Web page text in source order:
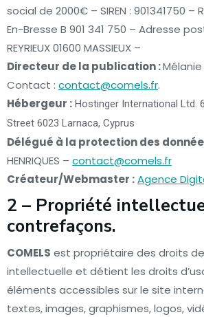
social de 2000€ – SIREN : 901341750 –
En-Bresse B 901 341 750 – Adresse
REYRIEUX 01600 MASSIEUX –
Directeur de la publication :Mélanie
Contact : contact@comels.fr.
Hébergeur : Hostinger International Ltd.
Street 6023 Larnaca, Cyprus
Délégué à la protection des
HENRIQUES – contact@comels.fr
Créateur/Webmaster :Agence
2 – Propriété
contrefaçons.
COMELS est propriétaire des droits
intellectuelle et détient les droits
éléments accessibles sur le site
textes, images, graphismes, logos,